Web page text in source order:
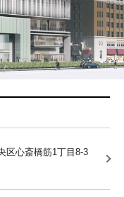
区心斎橋筋1丁目8-3